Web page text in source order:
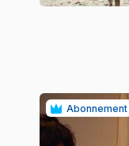
Abonnement